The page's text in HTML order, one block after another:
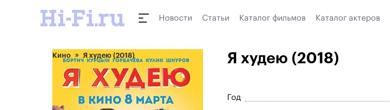
Новости Статьи Каталог фильмов Каталог актеров
Кино Я худею (2018) Я худею (2018)
Год